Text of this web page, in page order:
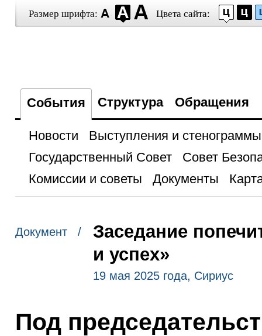
Размер шрифта: Цвета сайта:
События Структура Обращения
Новости
Выступления и стенограммы
Государственный Совет
Совет
Комиссии и советы
Документы
Документ /
Заседание
и успех»
19 мая 2025 года, Сириус
Под